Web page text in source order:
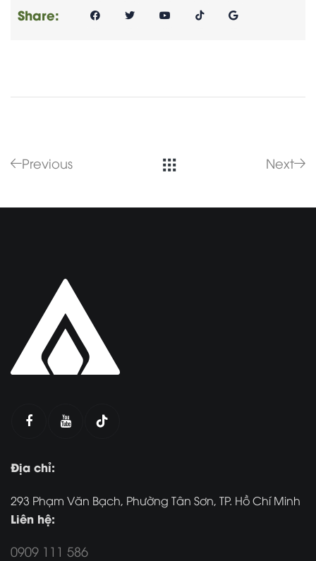
Share:
Previous Next
Địa chỉ:
293 Phạm Văn Bạch, Phường Tân Sơn, TP. Hồ Chí Minh
Liên hệ:
0909 111 586